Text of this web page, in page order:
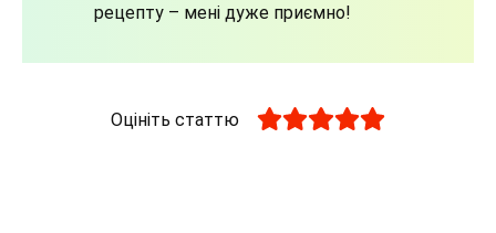
рецепту – мені дуже приємно!
Оцініть статтю